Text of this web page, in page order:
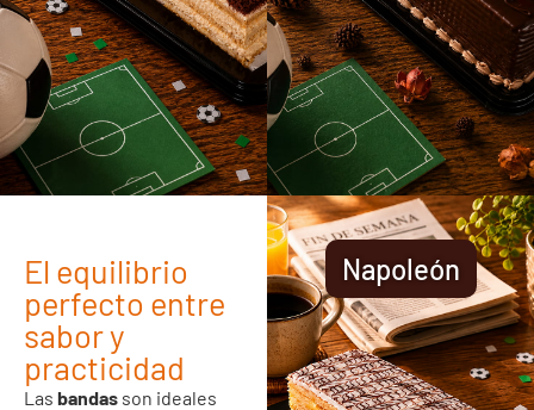
El equilibrio
perfecto entre
sabor y
practicidad
Las bandas son ideales
Napoleón